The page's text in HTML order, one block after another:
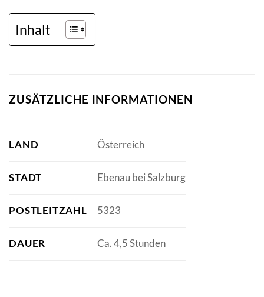
Inhalt
ZUSÄTZLICHE INFORMATIONEN
LAND Österreich
STADT Ebenau bei Salzburg
POSTLEITZAHL 5323
DAUER Ca. 4,5 Stunden